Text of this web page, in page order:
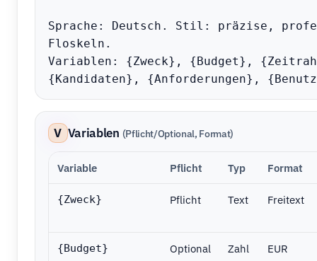
Sprache: Deutsch. Stil: präzise,
Floskeln.
Variablen: {Zweck}, {Budget},
{Kandidaten}, {Anforderungen},
V Variablen (Pflicht/Optional, Format)
Variable Pflicht Typ Format
{Zweck} Pflicht Text Freitext
{Budget} Optional Zahl EUR